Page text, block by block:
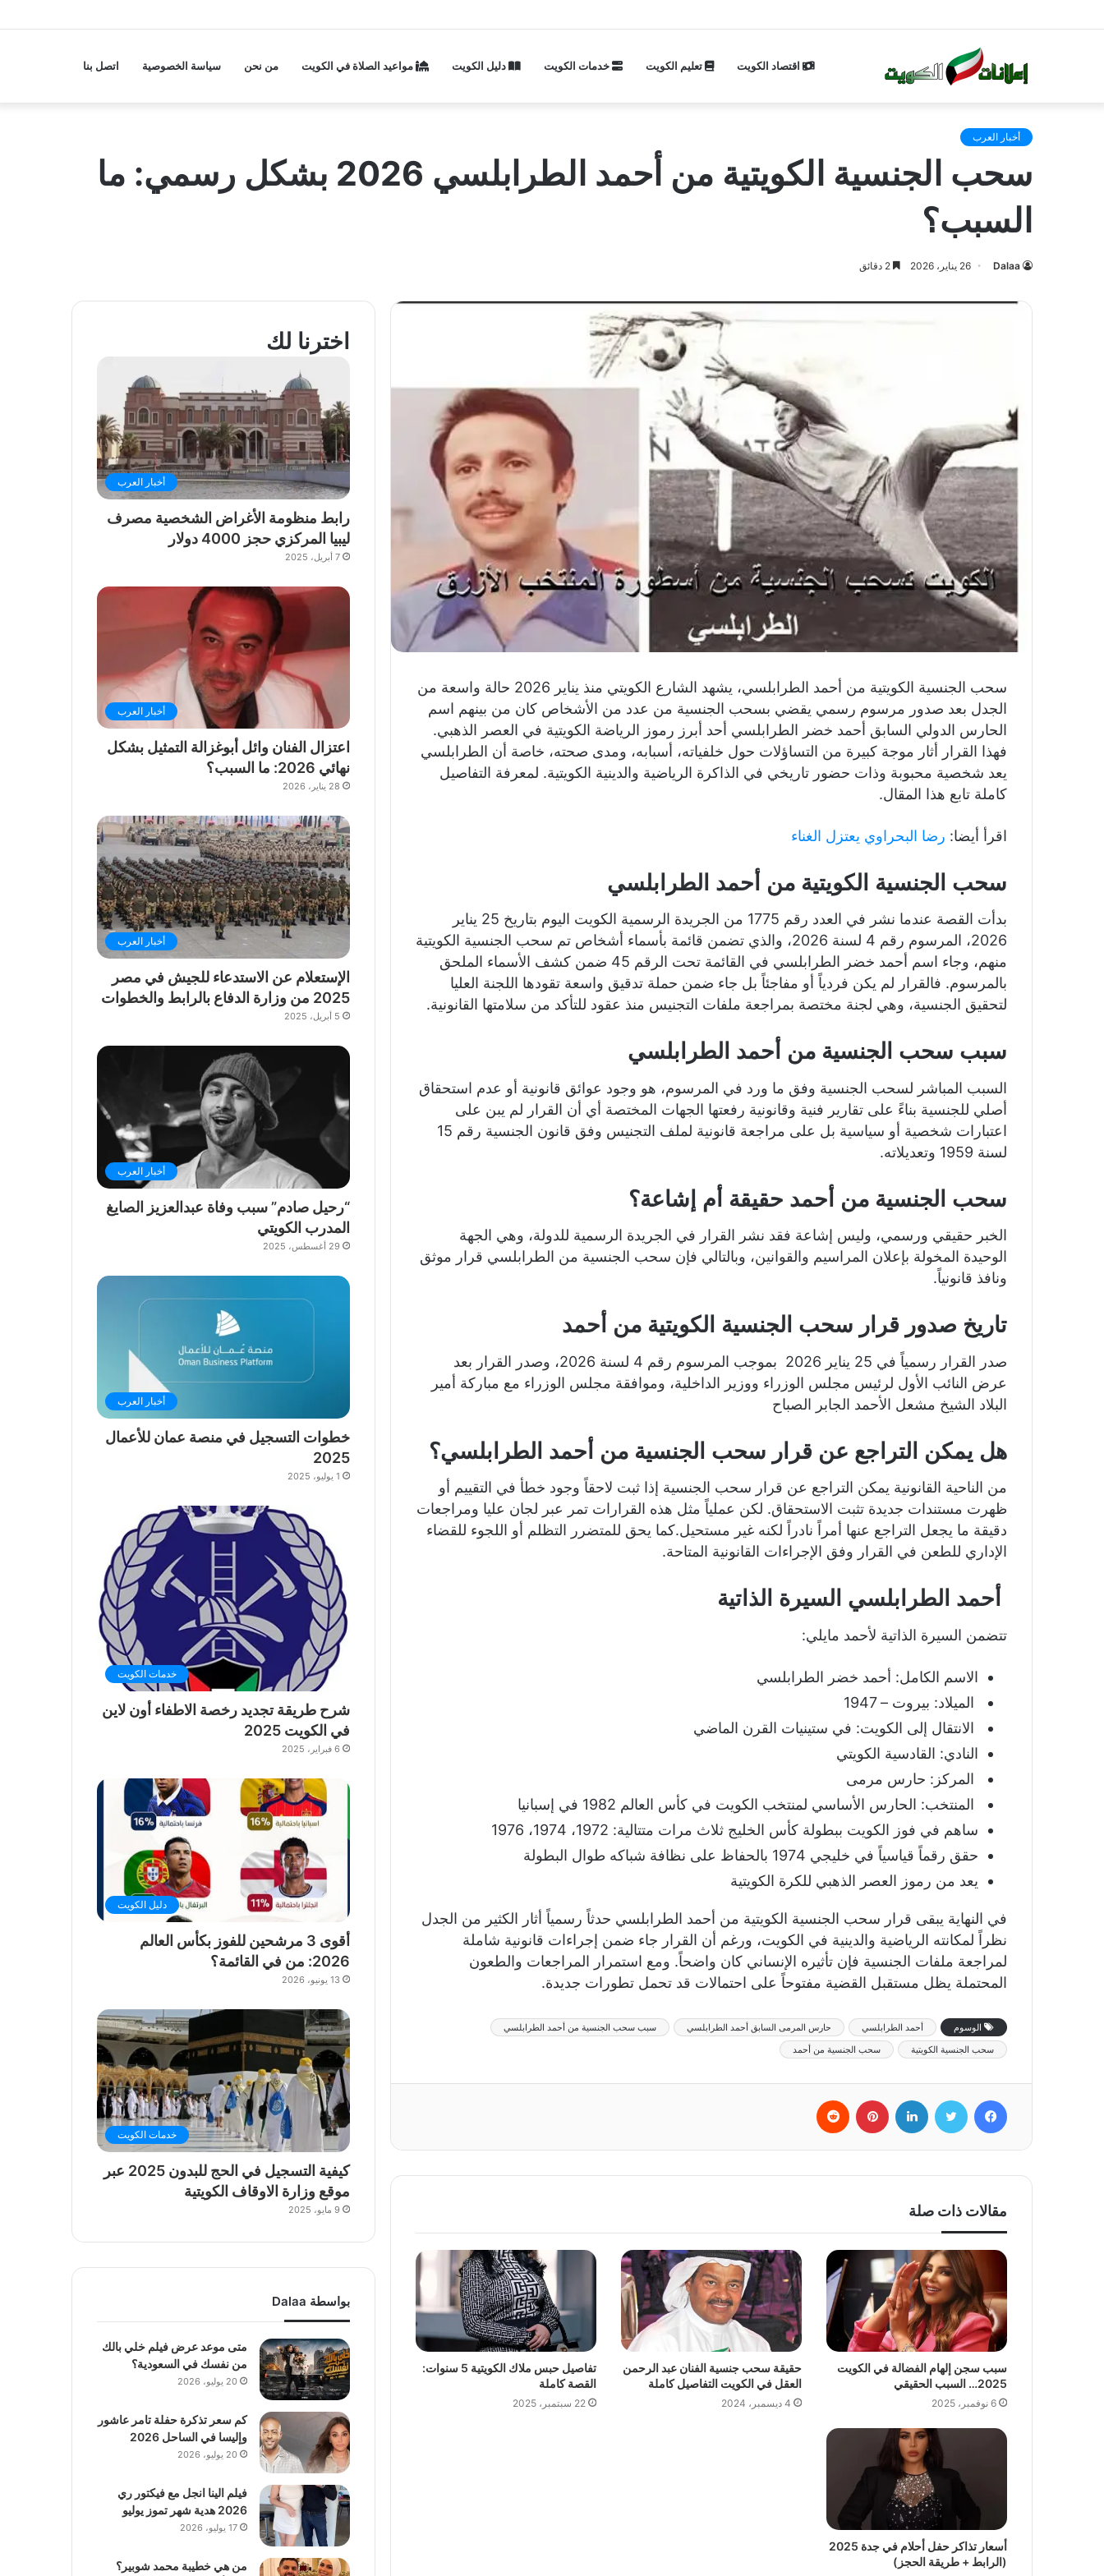
اقتصاد الكويت تعليم الكويت خدمات الكويت دليل الكويت مواعيد الصلاة في الكويت من نحن سياسة الخصوصية اتصل بنا
أخبار العرب
سحب الجنسية الكويتية من أحمد الطرابلسي 2026 بشكل رسمي: ما
السبب؟
Dalaa 26 يناير، 2026
سحب الجنسية الكويتية من أحمد الطرابلسي، يشهد الشارع الكويتي منذ يناير 2026 حالة واسعة من
الجدل بعد صدور مرسوم رسمي يقضي بسحب الجنسية من عدد من الأشخاص كان من بينهم اسم
الحارس الدولي السابق أحمد خضر الطرابلسي أحد أبرز رموز الرياضة الكويتية في العصر الذهبي.
فهذا القرار أثار موجة كبيرة من التساؤلات حول خلفياته، أسبابه، ومدى صحته، خاصة أن الطرابلسي
يعد شخصية محبوبة وذات حضور تاريخي في الذاكرة الرياضية والدينية الكويتية. لمعرفة التفاصيل
كاملة تابع هذا المقال.
اقرأ أيضا: رضا البحراوي يعتزل الغناء
سحب الجنسية الكويتية من أحمد الطرابلسي
بدأت القصة عندما نشر في العدد رقم 1775 من الجريدة الرسمية الكويت اليوم بتاريخ 25 يناير
2026، المرسوم رقم 4 لسنة 2026، والذي تضمن قائمة بأسماء أشخاص تم سحب الجنسية الكويتية
منهم، وجاء اسم أحمد خضر الطرابلسي في القائمة تحت الرقم 45 ضمن كشف الأسماء الملحق
بالمرسوم. فالقرار لم يكن فردياً أو مفاجئاً بل جاء ضمن حملة تدقيق واسعة تقودها اللجنة العليا
لتحقيق الجنسية، وهي لجنة مختصة بمراجعة ملفات التجنيس منذ عقود للتأكد من سلامتها القانونية.
سبب سحب الجنسية من أحمد الطرابلسي
السبب المباشر لسحب الجنسية وفق ما ورد في المرسوم، هو وجود عوائق قانونية أو عدم استحقاق
أصلي للجنسية بناءً على تقارير فنية وقانونية رفعتها الجهات المختصة أي أن القرار لم يبن على
اعتبارات شخصية أو سياسية بل على مراجعة قانونية لملف التجنيس وفق قانون الجنسية رقم 15
لسنة 1959 وتعديلاته.
سحب الجنسية من أحمد حقيقة أم إشاعة؟
الخبر حقيقي ورسمي، وليس إشاعة فقد نشر القرار في الجريدة الرسمية للدولة، وهي الجهة
الوحيدة المخولة بإعلان المراسيم والقوانين، وبالتالي فإن سحب الجنسية من الطرابلسي قرار موثق
ونافذ قانونياً.
تاريخ صدور قرار سحب الجنسية الكويتية من أحمد
صدر القرار رسمياً في 25 يناير 2026 بموجب المرسوم رقم 4 لسنة 2026، وصدر القرار بعد
عرض النائب الأول لرئيس مجلس الوزراء ووزير الداخلية، وموافقة مجلس الوزراء مع مباركة أمير
البلاد الشيخ مشعل الأحمد الجابر الصباح
هل يمكن التراجع عن قرار سحب الجنسية من أحمد الطرابلسي؟
من الناحية القانونية يمكن التراجع عن قرار سحب الجنسية إذا ثبت لاحقاً وجود خطأ في التقييم أو
ظهرت مستندات جديدة تثبت الاستحقاق. لكن عملياً مثل هذه القرارات تمر عبر لجان عليا ومراجعات
دقيقة ما يجعل التراجع عنها أمراً نادراً لكنه غير مستحيل.كما يحق للمتضرر التظلم أو اللجوء للقضاء
الإداري للطعن في القرار وفق الإجراءات القانونية المتاحة.
أحمد الطرابلسي السيرة الذاتية
تتضمن السيرة الذاتية لأحمد مايلي:
الاسم الكامل: أحمد خضر الطرابلسي
الميلاد: بيروت – 1947
الانتقال إلى الكويت: في ستينيات القرن الماضي
النادي: القادسية الكويتي
المركز: حارس مرمى
المنتخب: الحارس الأساسي لمنتخب الكويت في كأس العالم 1982 في إسبانيا
ساهم في فوز الكويت ببطولة كأس الخليج ثلاث مرات متتالية: 1972، 1974، 1976
حقق رقماً قياسياً في خليجي 1974 بالحفاظ على نظافة شباكه طوال البطولة
يعد من رموز العصر الذهبي للكرة الكويتية
في النهاية يبقى قرار سحب الجنسية الكويتية من أحمد الطرابلسي حدثاً رسمياً أثار الكثير من الجدل
نظراً لمكانته الرياضية والدينية في الكويت، ورغم أن القرار جاء ضمن إجراءات قانونية شاملة
لمراجعة ملفات الجنسية فإن تأثيره الإنساني كان واضحاً. ومع استمرار المراجعات والطعون
المحتملة يظل مستقبل القضية مفتوحاً على احتمالات قد تحمل تطورات جديدة.
الوسوم أحمد الطرابلسي حارس المرمى السابق أحمد الطرابلسي
سبب سحب الجنسية من أحمد الطرابلسي
سحب الجنسية الكويتية
سحب الجنسية من أحمد
مقالات ذات صلة
سبب سجن إلهام الفضالة في الكويت
2025… السبب الحقيقي
6 نوفمبر، 2025
حقيقة سحب جنسية الفنان عبد الرحمن
العقل في الكويت التفاصيل كاملة
4 ديسمبر، 2024
تفاصيل حبس ملاك الكويتية 5 سنوات:
القصة كاملة
22 سبتمبر، 2025
أسعار تذاكر حفل أحلام في جدة 2025
(الرابط + طريقة الحجز)
اخترنا لك
أخبار العرب
رابط منظومة الأغراض الشخصية مصرف
ليبيا المركزي حجز 4000 دولار
7 أبريل، 2025
أخبار العرب
اعتزال الفنان وائل أبوغزالة التمثيل بشكل
نهائي 2026: ما السبب؟
28 يناير، 2026
أخبار العرب
الإستعلام عن الاستدعاء للجيش في مصر
2025 من وزارة الدفاع بالرابط والخطوات
5 أبريل، 2025
أخبار العرب
“رحيل صادم” سبب وفاة عبدالعزيز الصايغ
المدرب الكويتي
29 أغسطس، 2025
أخبار العرب
خطوات التسجيل في منصة عمان للأعمال
2025
1 يوليو، 2025
خدمات الكويت
شرح طريقة تجديد رخصة الاطفاء أون لاين
في الكويت 2025
6 فبراير، 2025
دليل الكويت
أقوى 3 مرشحين للفوز بكأس العالم
2026: من في القائمة؟
13 يونيو، 2026
خدمات الكويت
كيفية التسجيل في الحج للبدون 2025 عبر
موقع وزارة الاوقاف الكويتية
9 مايو، 2025
بواسطة Dalaa
متى موعد عرض فيلم خلي بالك
من نفسك في السعودية؟
20 يوليو، 2026
كم سعر تذكرة حفلة تامر عاشور
وإليسا في الساحل 2026
20 يوليو، 2026
فيلم الينا انجل مع فيكتور ري
2026 هدية شهر تموز يوليو
17 يوليو، 2026
من هي خطيبة محمد شوبير؟